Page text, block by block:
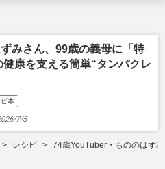
みさん、99歳の義母に「特
康を支える簡単“タンパクレ
本
7/5
レシピ 74歳YouTuber・もののはず